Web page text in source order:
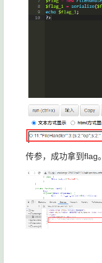
传参，成功拿到flag。